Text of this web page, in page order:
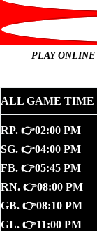
PLAY ONLINE
ALL GAME TIME
RP. 👉02:00 PM
SG. 👉04:00 PM
FB. 👉05:45 PM
RN. 👉08:00 PM
GB. 👉08:10 PM
GL. 👉11:00 PM